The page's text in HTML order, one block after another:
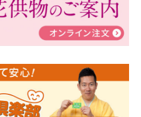
いました！
半島地震災害の寄付のご報
付のご報告
教室＠小さな家族葬ハウ
ートを書いてみよう！